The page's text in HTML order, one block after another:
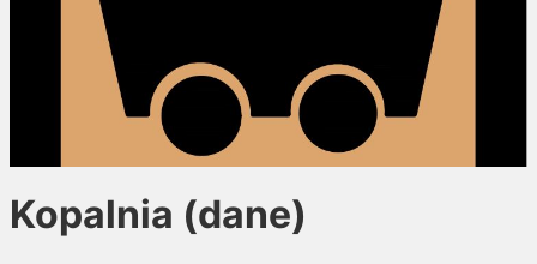
Kopalnia (dane)